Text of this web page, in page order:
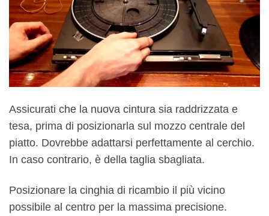
Assicurati che la nuova cintura sia raddrizzata e
tesa, prima di posizionarla sul mozzo centrale del
piatto. Dovrebbe adattarsi perfettamente al cerchio.
In caso contrario, è della taglia sbagliata.
Posizionare la cinghia di ricambio il più vicino
possibile al centro per la massima precisione.